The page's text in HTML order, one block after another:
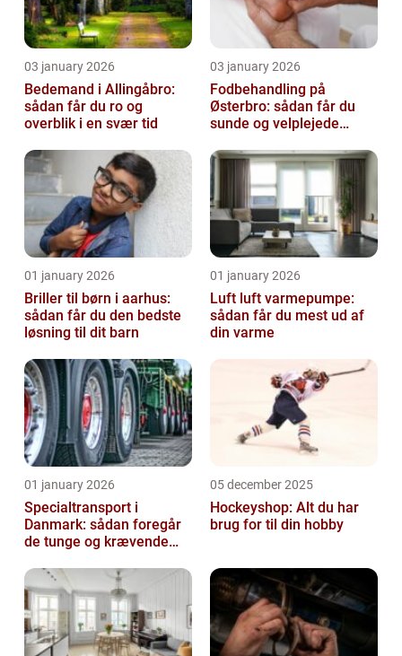
03 january 2026
Bedemand i Allingåbro:
sådan får du ro og
overblik i en svær tid
03 january 2026
Fodbehandling på
Østerbro: sådan får du
sunde og velplejede
01 january 2026
Briller til børn i aarhus:
sådan får du den bedste
løsning til dit barn
01 january 2026
Luft luft varmepumpe:
sådan får du mest ud af
din varme
01 january 2026
Specialtransport i
Danmark: sådan foregår
de tunge og krævende
05 december 2025
Hockeyshop: Alt du har
brug for til din hobby